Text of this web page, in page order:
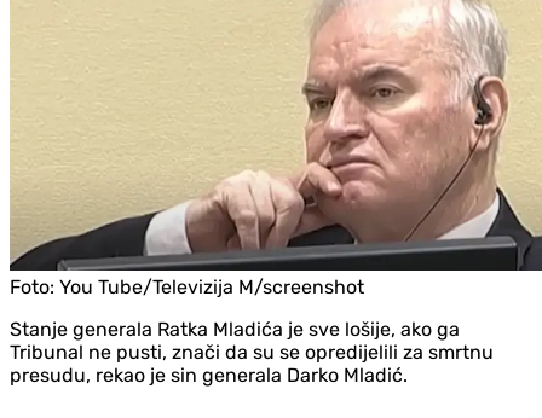
Foto: You Tube/Televizija M/screenshot
Stanje generala Ratka Mladića je sve lošije, ako ga
Tribunal ne pusti, znači da su se opredijelili za smrtnu
presudu, rekao je sin generala Darko Mladić.